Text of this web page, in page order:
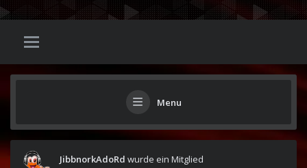
Menu
JibbnorkAdoRd wurde ein Mitglied